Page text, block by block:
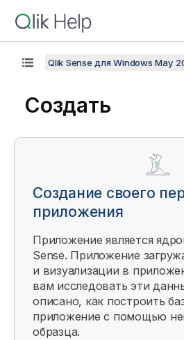
Qlik Sense для Windows May
Создать
Создание своего
приложения
Приложение является
Sense. Приложение
и визуализации в
вам исследовать эти
описано, как построить
приложение с помощью
образца.